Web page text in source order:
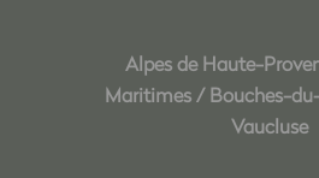
Alpes de Haute-
Maritimes/Bouches-
Vaucluse